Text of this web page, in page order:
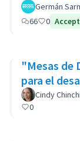
Germán
66
0
"Mesas de
para el
Cindy
0